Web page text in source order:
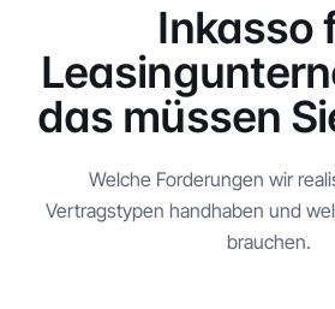
Inkasso
das müssen
Welche Forderungen wir
Vertragstypen handhaben und
brauchen.